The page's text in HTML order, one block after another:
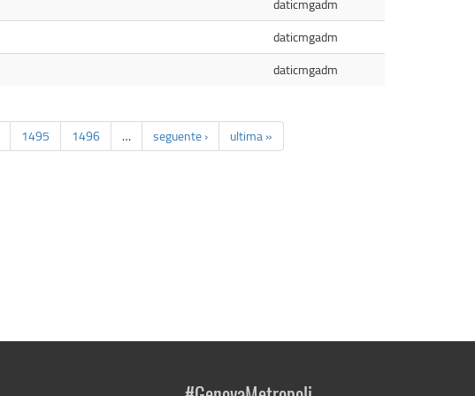
daticmgadm
daticmgadm
daticmgadm
1495 1496 … seguente › ultima »